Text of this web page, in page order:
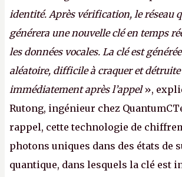
identité. Après vérification, le réseau
générera une nouvelle clé en temps
les données vocales. La clé est
aléatoire, difficile à craquer et détruite
immédiatement après l’appel»,
Rutong, ingénieur chez
rappel, cette technologie de
photons uniques dans des états de
quantique, dans lesquels la clé est